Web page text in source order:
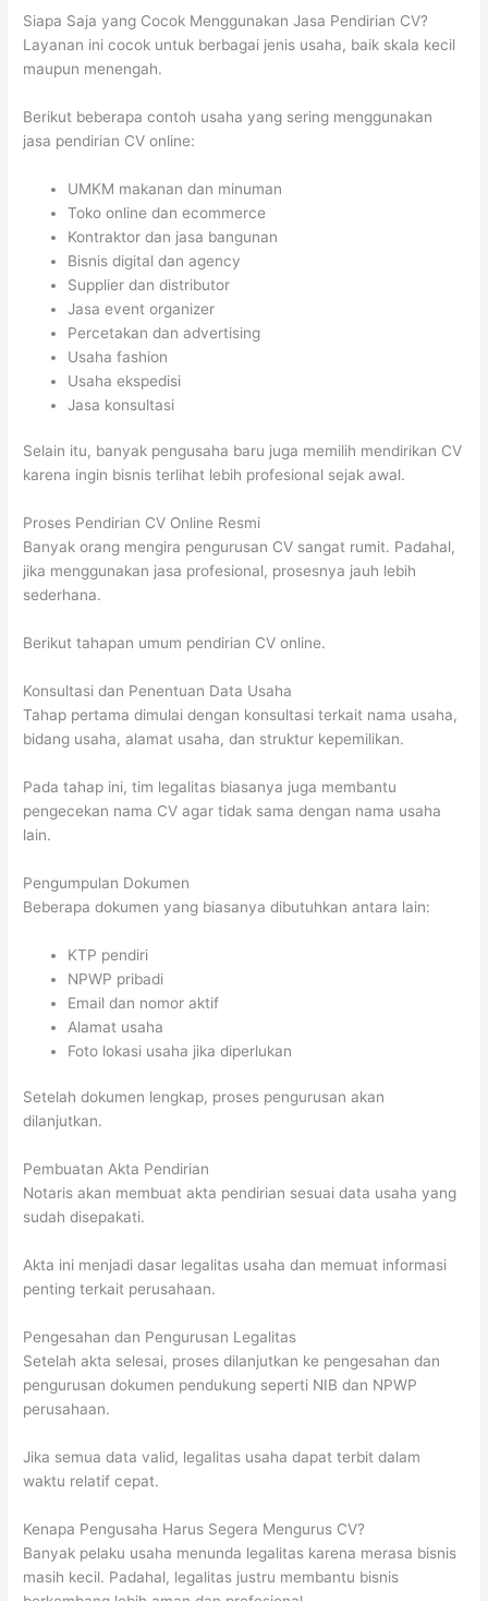
Siapa Saja yang Cocok Menggunakan Jasa Pendirian CV?
Layanan ini cocok untuk berbagai jenis usaha, baik skala kecil
maupun menengah.
Berikut beberapa contoh usaha yang sering menggunakan
jasa pendirian CV online:
UMKM makanan dan minuman
Toko online dan ecommerce
Kontraktor dan jasa bangunan
Bisnis digital dan agency
Supplier dan distributor
Jasa event organizer
Percetakan dan advertising
Usaha fashion
Usaha ekspedisi
Jasa konsultasi
Selain itu, banyak pengusaha baru juga memilih mendirikan CV
karena ingin bisnis terlihat lebih profesional sejak awal.
Proses Pendirian CV Online Resmi
Banyak orang mengira pengurusan CV sangat rumit. Padahal,
jika menggunakan jasa profesional, prosesnya jauh lebih
sederhana.
Berikut tahapan umum pendirian CV online.
Konsultasi dan Penentuan Data Usaha
Tahap pertama dimulai dengan konsultasi terkait nama usaha,
bidang usaha, alamat usaha, dan struktur kepemilikan.
Pada tahap ini, tim legalitas biasanya juga membantu
pengecekan nama CV agar tidak sama dengan nama usaha
lain.
Pengumpulan Dokumen
Beberapa dokumen yang biasanya dibutuhkan antara lain:
KTP pendiri
NPWP pribadi
Email dan nomor aktif
Alamat usaha
Foto lokasi usaha jika diperlukan
Setelah dokumen lengkap, proses pengurusan akan
dilanjutkan.
Pembuatan Akta Pendirian
Notaris akan membuat akta pendirian sesuai data usaha yang
sudah disepakati.
Akta ini menjadi dasar legalitas usaha dan memuat informasi
penting terkait perusahaan.
Pengesahan dan Pengurusan Legalitas
Setelah akta selesai, proses dilanjutkan ke pengesahan dan
pengurusan dokumen pendukung seperti NIB dan NPWP
perusahaan.
Jika semua data valid, legalitas usaha dapat terbit dalam
waktu relatif cepat.
Kenapa Pengusaha Harus Segera Mengurus CV?
Banyak pelaku usaha menunda legalitas karena merasa bisnis
masih kecil. Padahal, legalitas justru membantu bisnis